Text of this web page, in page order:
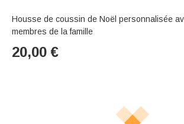
Housse de coussin de Noël personnalisée
membres de la famille
20,00 €